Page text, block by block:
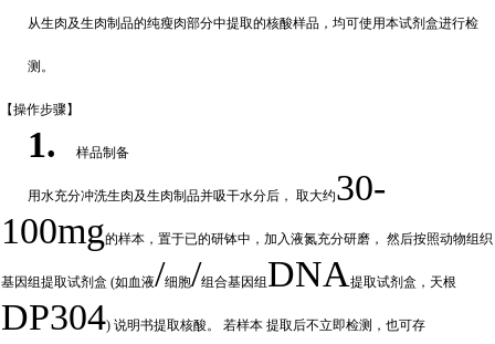
从生肉及生肉制品的纯瘦肉部分中提取的核酸样品，均可使用本试剂盒进行检
测。
【操作步骤】
1. 样品制备
用水充分冲洗生肉及生肉制品并吸干水分后， 取大约30-
100mg的样本，置于已的研钵中，加入液氮充分研磨， 然后按照动物组织
基因组提取试剂盒 (如血液/细胞/组合基因组 DNA提取试剂盒，天根
DP304) 说明书提取核酸。 若样本 提取后不立即检测，也可存